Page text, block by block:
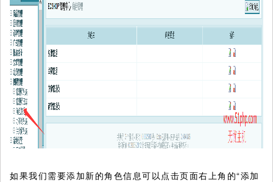
如果我们需要添加新的角色信息可以点击页面右上角的“添加